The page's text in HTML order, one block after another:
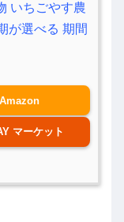
いちごやす農
が選べる 期間
Amazon
マーケット